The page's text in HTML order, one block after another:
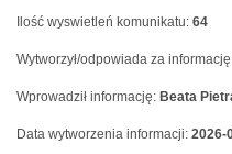
Ilość wyswietleń komunikatu: 64
Wytworzył/odpowiada za
Wprowadził informację: Beata
Data wytworzenia informacji: 2026-